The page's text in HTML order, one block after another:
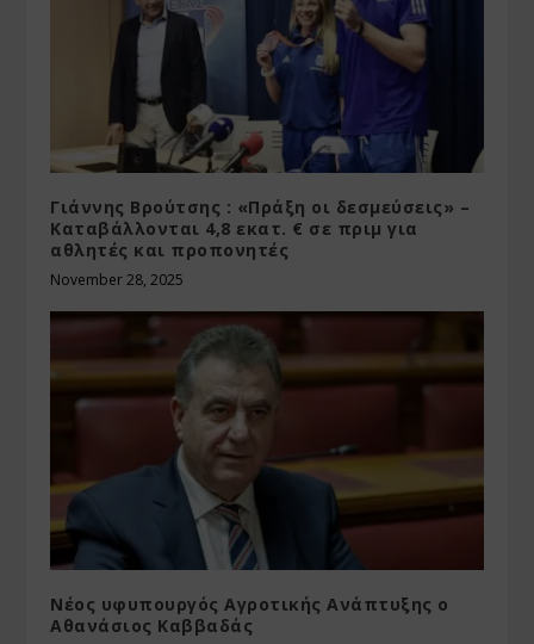
Γιάννης Βρούτσης : «Πράξη οι δεσμεύσεις» –
Καταβάλλονται 4,8 εκατ. € σε πριμ για
αθλητές και προπονητές
November 28, 2025
Νέος υφυπουργός Αγροτικής Ανάπτυξης ο
Αθανάσιος Καββαδάς